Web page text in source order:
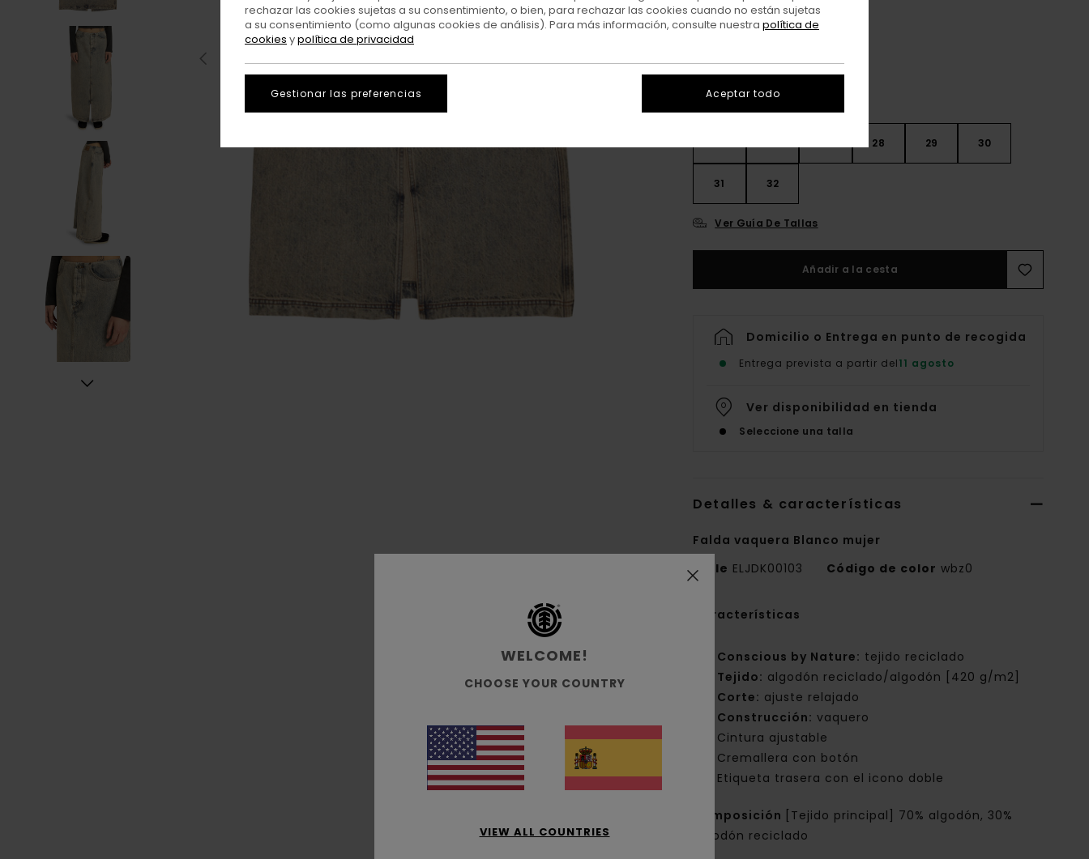
ColorBleach Tint
28 29 30
31 32
Ver Guía De Tallas
Añadir a la cesta
Domicilio o Entrega en punto de recogida
Entrega prevista a partir del11 agosto
Ver disponibilidad en tienda
Seleccione una talla
Detalles & características
Falda vaquera Blanco mujer
Style ELJDK00103 Código de color wbz0
Características
Conscious by Nature: tejido reciclado
Tejido: algodón reciclado/algodón [420 g/m2]
Corte: ajuste relajado
Construcción: vaquero
Cintura ajustable
Cremallera con botón
Etiqueta trasera con el icono doble
Composición
[Tejido principal] 70% algodón, 30%
algodón reciclado
WELCOME!
CHOOSE YOUR COUNTRY
VIEW ALL COUNTRIES
rechazar las cookies sujetas a su consentimiento, o bien, para rechazar las cookies cuando no están sujetas
a su consentimiento (como algunas cookies de análisis). Para más información, consulte nuestra política de
cookies ypolítica de privacidad
Gestionar las preferencias Aceptar todo